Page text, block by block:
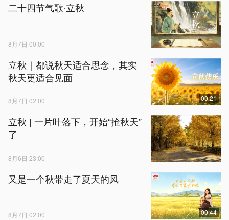
二十四节气歌·立秋
8月7日 00:00
立秋｜都说秋天适合思念，其实
秋天更适合见面
8月7日 02:00 00:21
立秋 | 一片叶落下，开始“抢秋天”
了
8月6日 23:00
又是一个秋带走了夏天的风
8月7日 02:00 00:44